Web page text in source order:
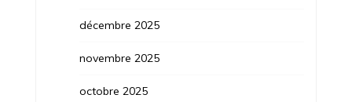
décembre 2025
novembre 2025
octobre 2025